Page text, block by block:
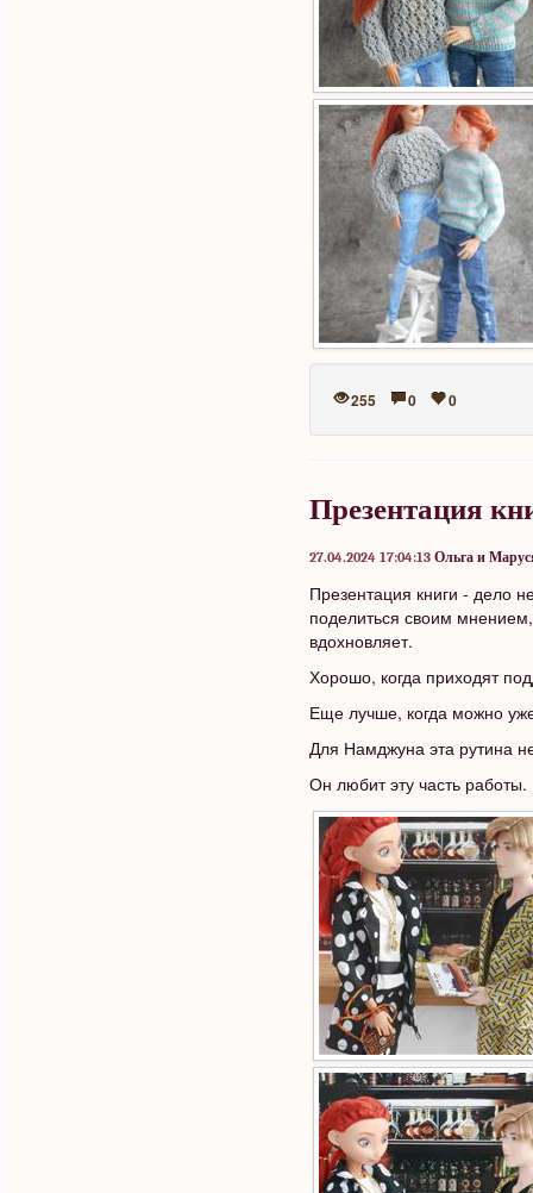
255 0 0
Презентация
27.04.2024 17:04:13 Ольга и
Презентация книги - дело
поделиться своим
вдохновляет.
Хорошо, когда приходят
Еще лучше, когда можно
Для Намджуна эта рутина
Он любит эту часть работы.